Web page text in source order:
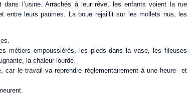
dans l’usine. Arrachés à leur rêve, les enfants voient la rue
entre leurs paumes. La boue rejaillit sur les mollets nus, les
métiers empoussiérés, les pieds dans la vase, les fileuses
la chaleur lourde.
car le travail va reprendre réglementairement à une heure et